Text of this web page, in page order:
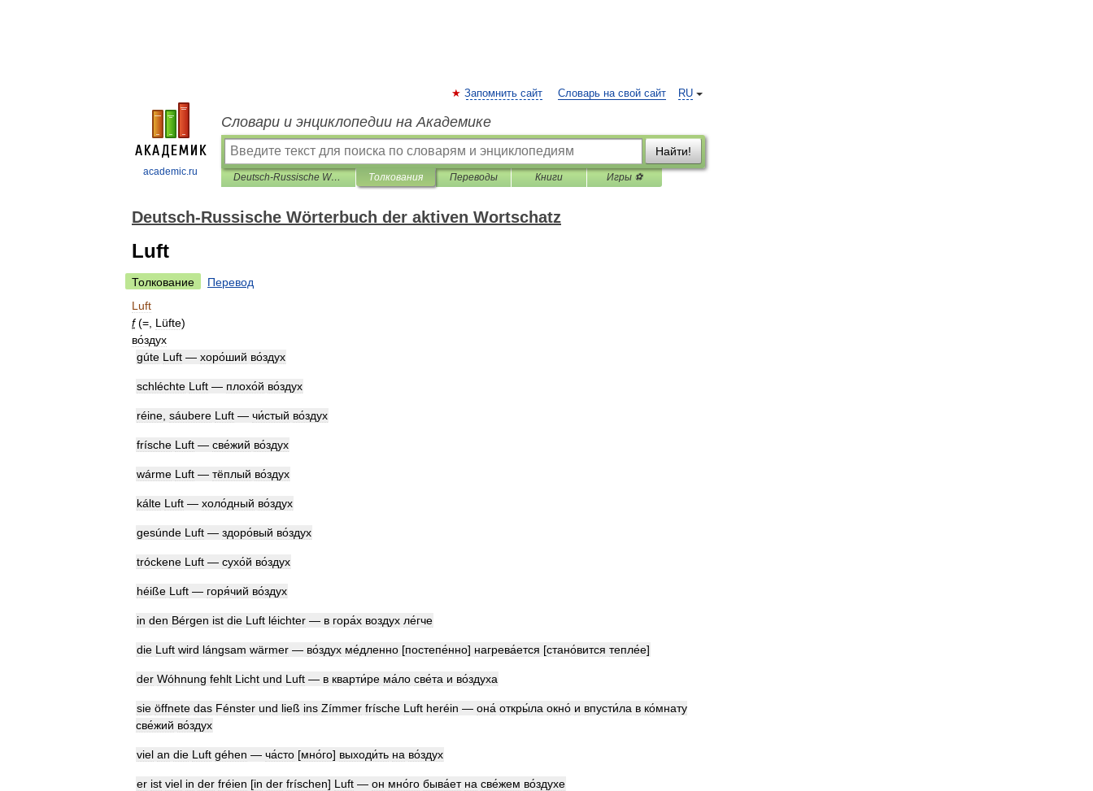
academic.ru
RU
Запомнить сайт Словарь на свой сайт
Словари и энциклопедии на Академике
Найти!
Deutsch-Russische Wörterbuch der aktiven Wortschatz Толкования Переводы Книги Игры ⚽
Deutsch-Russische Wörterbuch der aktiven Wortschatz
Luft
Толкование
Перевод
Luft
f(=, Lüfte)
во́здух
gúte Luft — хоро́ший во́здух
schléchte Luft — плохо́й во́здух
réine sáubere Luft — чи́стый во́здух
frísche Luft — све́жий во́здух
wárme Luft — тёплый во́здух
kálte Luft — холо́дный во́здух
gesúnde Luft — здоро́вый во́здух
tróckene Luft — сухо́й во́здух
héiße Luft — горя́чий во́здух
in den Bérgen ist die Luft léichter — в гора́х воздух ле́гче
die Luft wird lángsam wärmer — во́здух ме́дленно [постепе́нно] нагрева́ется [стано́вится тепле́е]
der Wóhnung fehlt Licht und Luft — в кварти́ре ма́ло све́та и во́здуха
sie öffnete das Fénster und ließ ins Zímmer frísche Luft heréin — она́ откры́ла окно́ и впусти́ла в ко́мнату
све́жий во́здух
viel an die Luft géhen — ча́сто [мно́го] выходи́ть на во́здух
er ist viel in der fréien [in der fríschen] Luft — он мно́го быва́ет на све́жем во́здухе